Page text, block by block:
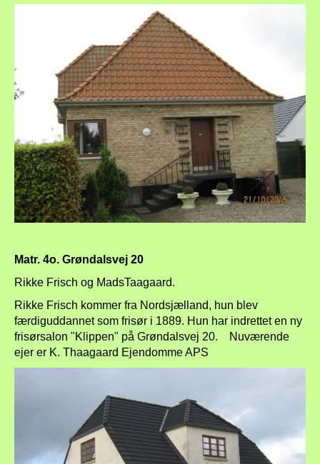
Matr. 4o. Grøndalsvej 20
Rikke Frisch og MadsTaagaard.
Rikke Frisch kommer fra Nordsjælland, hun blev
færdiguddannet som frisør i 1889. Hun har indrettet en ny
frisørsalon "Klippen" på Grøndalsvej 20. Nuværende
ejer er K. Thaagaard Ejendomme APS